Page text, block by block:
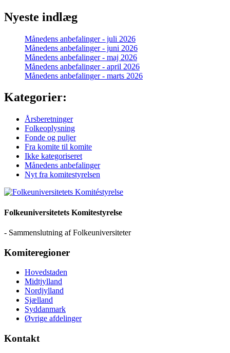
Nyeste indlæg
Månedens anbefalinger - juli 2026
Månedens anbefalinger - juni 2026
Månedens anbefalinger - maj 2026
Månedens anbefalinger - april 2026
Månedens anbefalinger - marts 2026
Kategorier:
Årsberetninger
Folkeoplysning
Fonde og puljer
Fra komite til komite
Ikke kategoriseret
Månedens anbefalinger
Nyt fra komitestyrelsen
Folkeuniversitetets Komitestyrelse
- Sammenslutning af Folkeuniversiteter
Komiteregioner
Hovedstaden
Midtjylland
Nordjylland
Sjælland
Syddanmark
Øvrige afdelinger
Kontakt